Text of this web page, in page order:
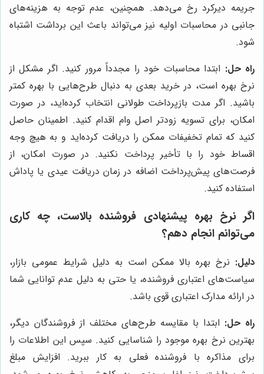
جریمه دیرکرد رخ می‌دهد. همچنین، عدم توجه به هزینه‌های
جانبی در محاسبات اولیه نیز می‌تواند باعث این برداشت اشتباه
شود.
راه حل: ابتدا محاسبات خود را مجدداً مرور کنید. اگر مشکل از
نرخ بهره است، در خرید بعدی به دنبال طرح‌هایی با بهره کمتر
باشید. اگر مدت بازپرداخت طولانی انتخاب کرده‌اید، در صورت
امکان، برای تسویه زودتر اصل وام اقدام کنید. اطمینان حاصل
کنید که تمام تخفیفات ممکن را دریافت کرده‌اید و به هیچ وجه
اقساط خود را با تأخیر پرداخت نکنید. در صورت امکان، از
فرصت‌های پیش‌پرداخت اضافه در زمان دریافت عیدی یا پاداش
استفاده کنید.
اگر نرخ بهره پیشنهادی فروشنده بالاست، چه کاری
می‌توانم انجام دهم؟
دلیل: نرخ بهره بالا ممکن است به دلیل شرایط عمومی بازار،
سیاست‌های اعتباری فروشنده، یا حتی به دلیل عدم توانایی شما
در ارائه مدارک اعتباری قوی باشد.
راه حل: ابتدا با مقایسه طرح‌های مختلف از فروشندگان دیگر،
بهترین نرخ بهره موجود را شناسایی کنید. سپس این اطلاعات را
برای مذاکره با فروشنده فعلی به کار ببرید. افزایش مبلغ